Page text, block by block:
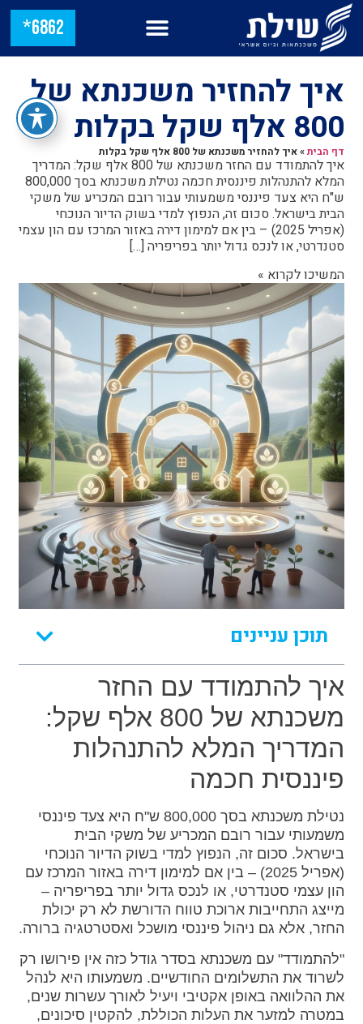
6862*
איך להחזיר משכנתא של
800 אלף שקל בקלות
דף הבית»איך להחזיר משכנתא של 800 אלף שקל בקלות
איך להתמודד עם החזר משכנתא של 800 אלף שקל: המדריך
המלא להתנהלות פיננסית חכמה נטילת משכנתא בסך 800,000
ש"ח היא צעד פיננסי משמעותי עבור רובם המכריע של משקי
הבית בישראל. סכום זה, הנפוץ למדי בשוק הדיור הנוכחי
(אפריל 2025) – בין אם למימון דירה באזור המרכז עם הון עצמי
סטנדרטי, או לנכס גדול יותר בפריפריה […]
המשיכו לקרוא »
תוכן עניינים
איך להתמודד עם החזר
משכנתא של 800 אלף שקל:
המדריך המלא להתנהלות
פיננסית חכמה
נטילת משכנתא בסך 800,000 ש"ח היא צעד פיננסי
משמעותי עבור רובם המכריע של משקי הבית
בישראל. סכום זה, הנפוץ למדי בשוק הדיור הנוכחי
(אפריל 2025) – בין אם למימון דירה באזור המרכז עם
הון עצמי סטנדרטי, או לנכס גדול יותר בפריפריה –
מייצג התחייבות ארוכת טווח הדורשת לא רק יכולת
החזר, אלא גם ניהול פיננסי מושכל ואסטרטגיה ברורה.
"להתמודד" עם משכנתא בסדר גודל כזה אין פירושו רק
לשרוד את התשלומים החודשיים. משמעותו היא לנהל
את ההלוואה באופן אקטיבי ויעיל לאורך עשרות שנים,
במטרה למזער את העלות הכוללת, להקטין סיכונים,